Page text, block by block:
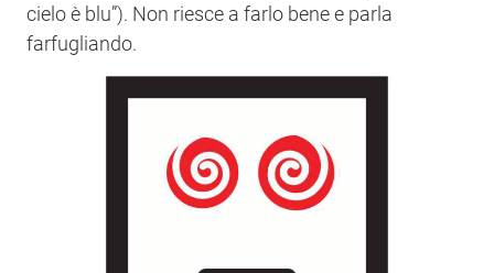
cielo è blu”). Non riesce a farlo bene e parla
farfugliando.